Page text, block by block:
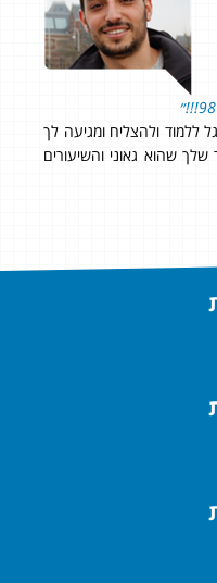
ללמוד ולהצליח ומגיעה לך
שהוא גאוני והשיעורים